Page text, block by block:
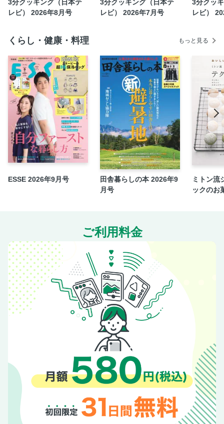
3分クッキング（日本テ
レビ） 2026年8月号
3分クッキング（日本テ
レビ） 2026年7月号
3分クッ
レビ）
くらし・健康・料理 もっと見る
ESSE 2026年9月号
田舎暮らしの本 2026年9
月号
ミトン流
ックのお
ご利用料金